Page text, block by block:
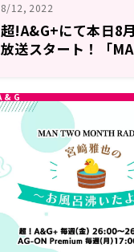
8/12, 2022
超!A&G+にて本日8
放送スタート！「